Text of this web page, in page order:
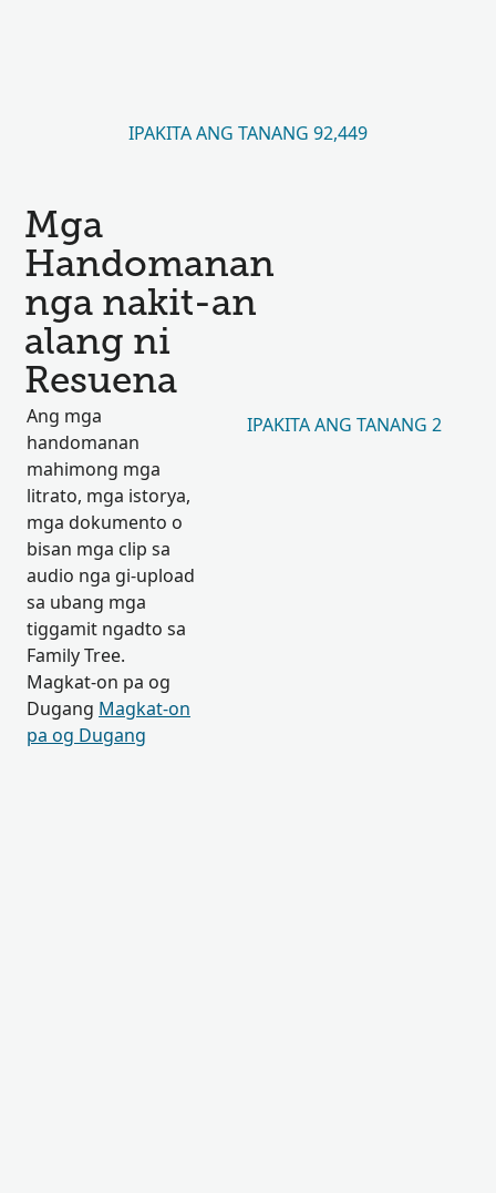
IPAKITA ANG TANANG 92,449
Mga
Handomanan
nga nakit-an
alang ni
Resuena
Ang mga
handomanan
mahimong mga
litrato, mga istorya,
mga dokumento o
bisan mga clip sa
audio nga gi-upload
sa ubang mga
tiggamit ngadto sa
Family Tree.
Magkat-on pa og
Dugang Magkat-on
pa og Dugang
IPAKITA ANG TANANG 2